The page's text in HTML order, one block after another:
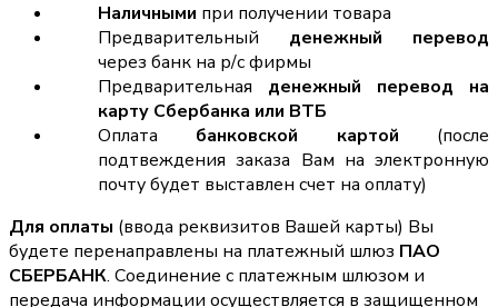
Наличными при получении товара
Предварительный денежный перевод
через банк на р/с фирмы
Предварительная денежный перевод на
карту Сбербанка или ВТБ
Оплата банковской картой (после
подтвеждения заказа Вам на электронную
почту будет выставлен счет на оплату)
Для оплаты (ввода реквизитов Вашей карты) Вы
будете перенаправлены на платежный шлюз ПАО
СБЕРБАНК. Соединение с платежным шлюзом и
передача информации осуществляется в защищенном